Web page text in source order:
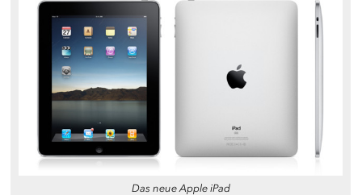
Das neue Apple iPad